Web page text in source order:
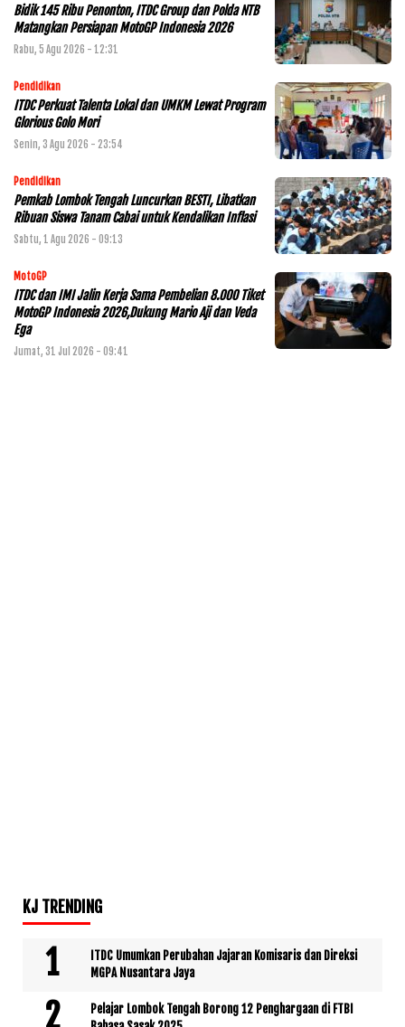
Bidik 145 Ribu Penonton, ITDC Group dan Polda NTB
Matangkan Persiapan MotoGP Indonesia 2026
Rabu, 5 Agu 2026 - 12:31
Pendidikan
ITDC Perkuat Talenta Lokal dan UMKM Lewat Program
Glorious Golo Mori
Senin, 3 Agu 2026 - 23:54
Pendidikan
Pemkab Lombok Tengah Luncurkan BESTI, Libatkan
Ribuan Siswa Tanam Cabai untuk Kendalikan Inflasi
Sabtu, 1 Agu 2026 - 09:13
MotoGP
ITDC dan IMI Jalin Kerja Sama Pembelian 8.000 Tiket
MotoGP Indonesia 2026,Dukung Mario Aji dan Veda
Ega
Jumat, 31 Jul 2026 - 09:41
KJ TRENDING
ITDC Umumkan Perubahan Jajaran Komisaris dan Direksi
MGPA Nusantara Jaya
Pelajar Lombok Tengah Borong 12 Penghargaan di FTBI